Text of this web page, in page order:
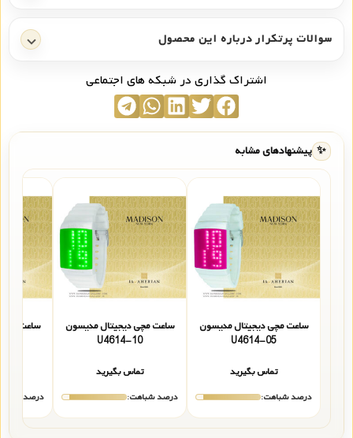
سوالات پرتکرار درباره این محصول
اشتراک گذاری در شبکه های اجتماعی
✨ پیشنهادهای مشابه
ساعت مچی دیجیتال مدیسون
U4614-05
تماس بگیرید
درصد شباهت:
ساعت مچی دیجیتال مدیسون
U4614-10
تماس بگیرید
درصد شباهت:
ساعت
درصد